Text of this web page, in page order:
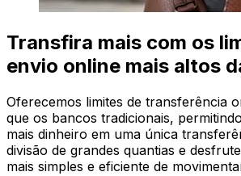
Transfira mais com os
envio online mais altos
Oferecemos limites de transferência
que os bancos tradicionais,
mais dinheiro em uma única
divisão de grandes quantias e
mais simples e eficiente de